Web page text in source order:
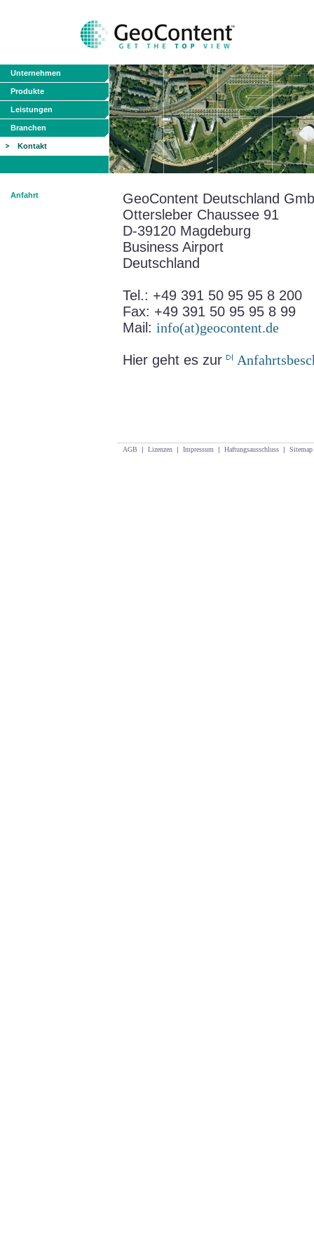
Unternehmen
Produkte
Leistungen
Branchen
Kontakt
Anfahrt
GeoContent Deutschland
Ottersleber Chaussee 91
D-39120 Magdeburg
Business Airport
Deutschland
Tel.: +49 391 50 95 95 8 200
Fax: +49 391 50 95 95 8 99
Mail: info(at)geocontent.de
Hier geht es zur
AGB | Lizenzen | Impressum | Haftungsausschluss | Sitemap